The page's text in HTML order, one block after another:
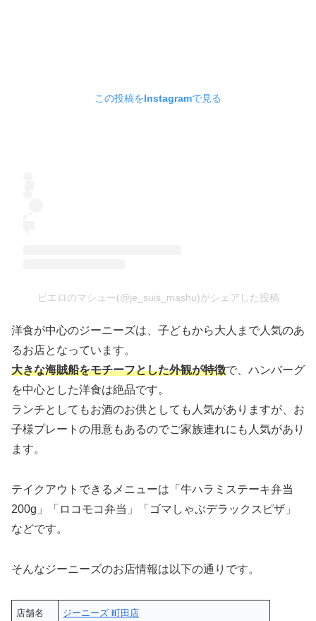
この投稿をInstagramで見る
ピエロのマシュー(@je_suis_mashu)がシェアした投稿
洋食が中心のジーニーズは、子どもから大人まで人気のあ
るお店となっています。
大きな海賊船をモチーフとした外観が特徴で、ハンバーグ
を中心とした洋食は絶品です。
ランチとしてもお酒のお供としても人気がありますが、お
子様プレートの用意もあるのでご家族連れにも人気があり
ます。
テイクアウトできるメニューは「牛ハラミステーキ弁当
200g」「ロコモコ弁当」「ゴマしゃぶデラックスピザ」
などです。
そんなジーニーズのお店情報は以下の通りです。
店舗名 ジーニーズ 町田店